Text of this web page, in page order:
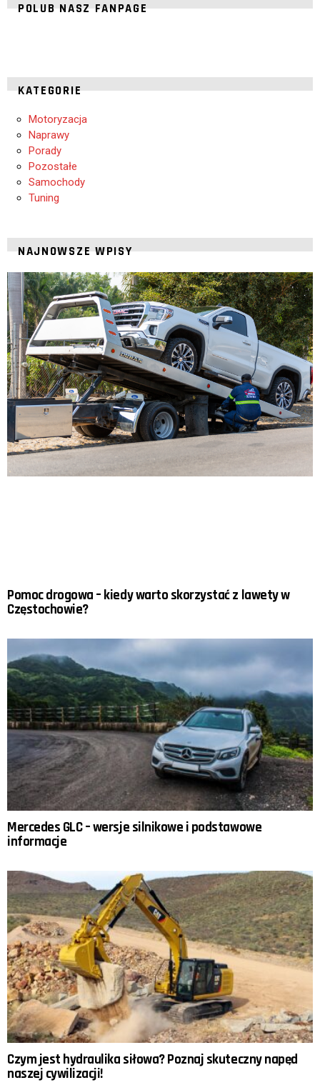
POLUB NASZ FANPAGE
KATEGORIE
Motoryzacja
Naprawy
Porady
Pozostałe
Samochody
Tuning
NAJNOWSZE WPISY
Pomoc drogowa – kiedy warto skorzystać z lawety w
Częstochowie?
Mercedes GLC – wersje silnikowe i podstawowe
informacje
Czym jest hydraulika siłowa? Poznaj skuteczny napęd
naszej cywilizacji!